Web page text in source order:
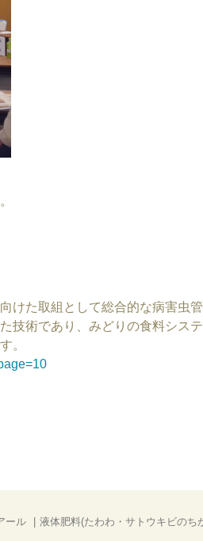
けた取組として総合的な病害虫
技術であり、みどりの食料シス
。
ール 液体肥料(たわわ・サトウキビのち